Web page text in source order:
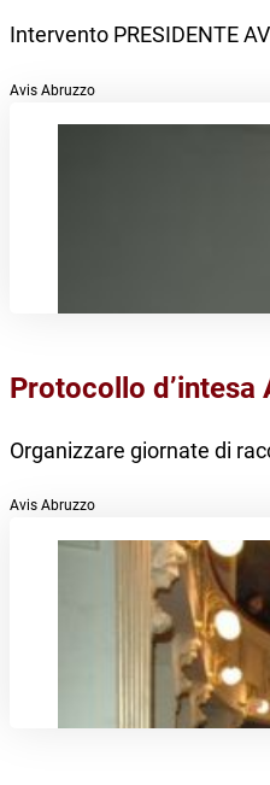
Intervento PRESIDENTE
Avis Abruzzo
Protocollo d’intesa
Organizzare giornate di
Avis Abruzzo